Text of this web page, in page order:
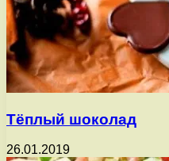
Тёплый шоколад
26.01.2019